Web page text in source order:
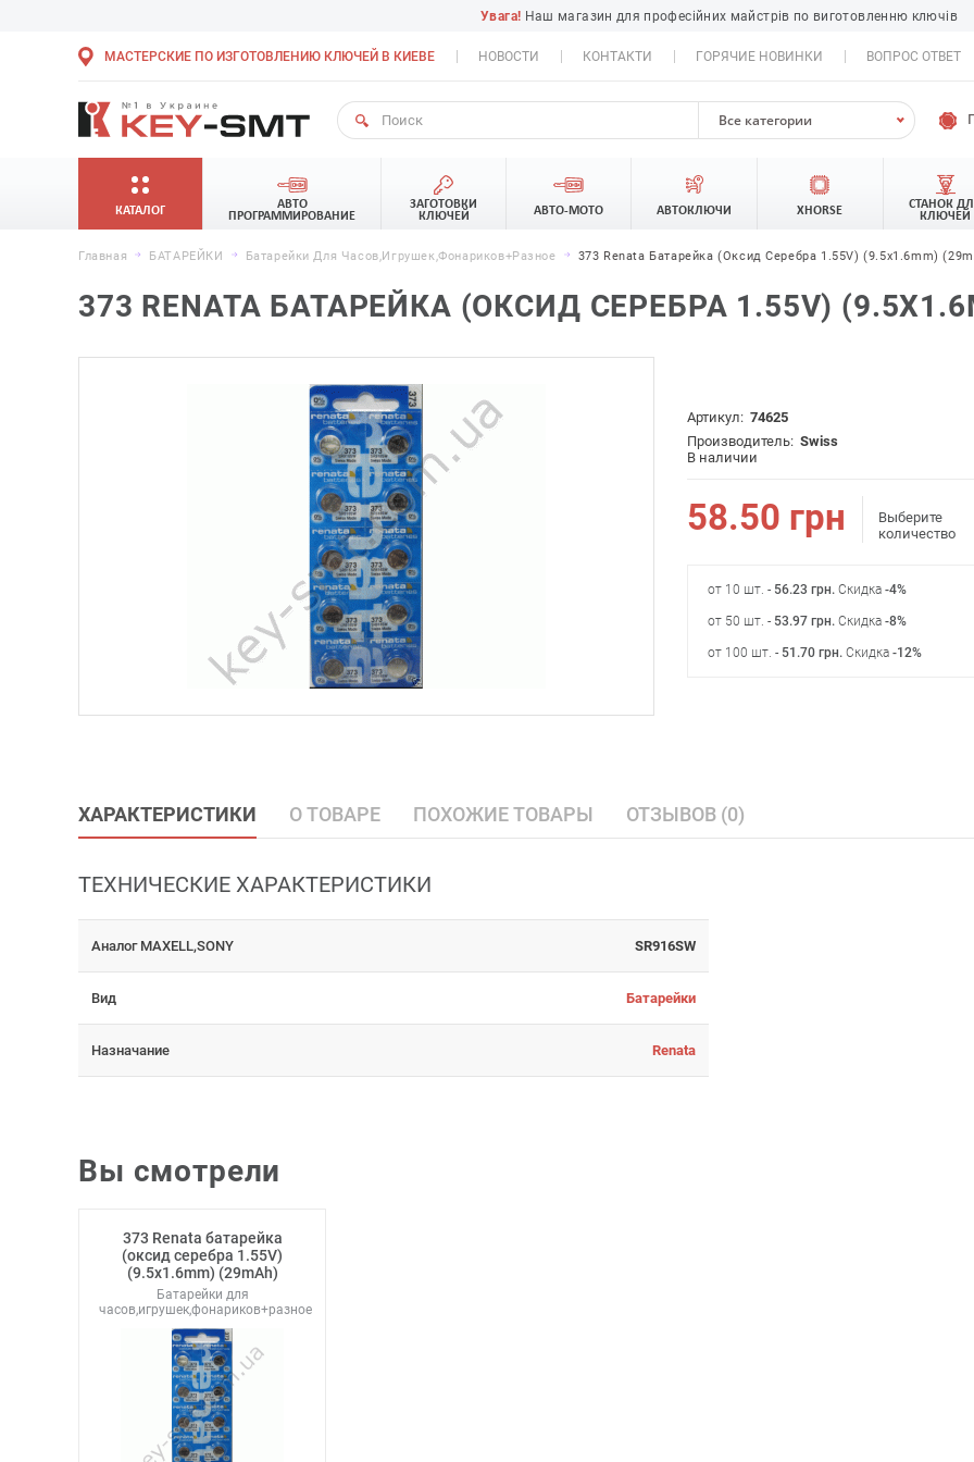
Увага! Наш магазин для професійних майстрів по виготовленню ключів
МАСТЕРСКИЕ ПО ИЗГОТОВЛЕНИЮ КЛЮЧЕЙ В КИЕВЕ НОВОСТИ КОНТАКТИ ГОРЯЧИЕ НОВИНКИ ВОПРОС ОТВЕТ
Все категории
КАТАЛОГ
АВТО
ПРОГРАММИРОВАНИЕ
ЗАГОТОВКИ
КЛЮЧЕЙ
АВТО-МОТО АВТОКЛЮЧИ XHORSE
СТАНОК
КЛЮЧЕЙ
Главная БАТАРЕЙКИ Батарейки Для Часов,игрушек,фонариков+разное 373 Renata Батарейка (оксид Серебра 1.55V) (9.5x1.6mm)
373 RENATA БАТАРЕЙКА (ОКСИД СЕРЕБРА 1.55V)
Артикул: 74625
Производитель: Swiss
В наличии
58.50 грн
Выберите
количество
от 10 шт. - 56.23 грн. Скидка -4%
от 50 шт. - 53.97 грн. Скидка -8%
от 100 шт. - 51.70 грн. Скидка -12%
ХАРАКТЕРИСТИКИ О ТОВАРЕ ПОХОЖИЕ ТОВАРЫ ОТЗЫВОВ (0)
ТЕХНИЧЕСКИЕ ХАРАКТЕРИСТИКИ
Аналог MAXELL,SONY SR916SW
Вид Батарейки
Назначание Renata
Вы смотрели
373 Renata батарейка
(оксид серебра 1.55V)
(9.5x1.6mm) (29mAh)
Батарейки для
часов,игрушек,фонариков+разное